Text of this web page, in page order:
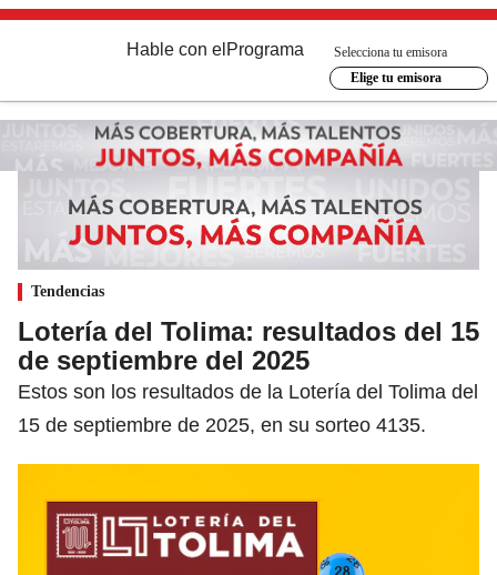
Hable con el Programa
Selecciona tu emisora
Elige tu emisora
Tendencias
Lotería del Tolima: resultados del 15
de septiembre del 2025
Estos son los resultados de la Lotería del Tolima del
15 de septiembre de 2025, en su sorteo 4135.